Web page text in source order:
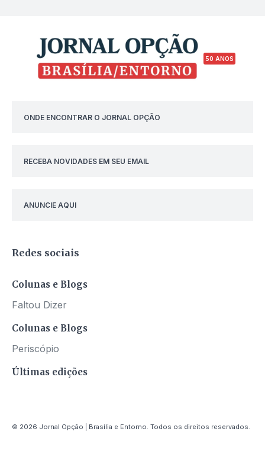
50 ANOS
ONDE ENCONTRAR O JORNAL OPÇÃO
RECEBA NOVIDADES EM SEU EMAIL
ANUNCIE AQUI
Redes sociais
Colunas e Blogs
Faltou Dizer
Colunas e Blogs
Periscópio
Últimas edições
© 2026 Jornal Opção | Brasília e Entorno. Todos os direitos reservados.